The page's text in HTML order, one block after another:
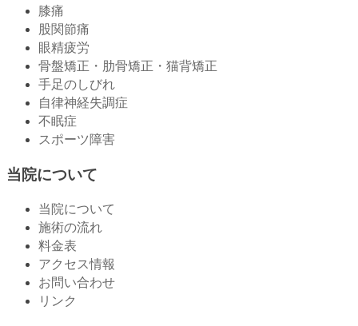
膝痛
股関節痛
眼精疲労
骨盤矯正・肋骨矯正・猫背矯正
手足のしびれ
自律神経失調症
不眠症
スポーツ障害
当院について
当院について
施術の流れ
料金表
アクセス情報
お問い合わせ
リンク